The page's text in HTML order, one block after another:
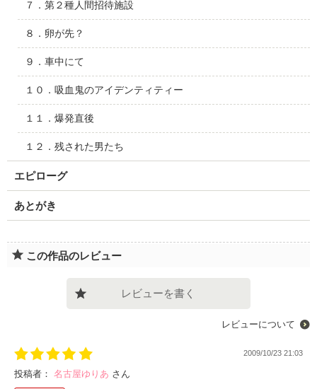
７．第２種人間招待施設
８．卵が先？
９．車中にて
１０．吸血鬼のアイデンティティー
１１．爆発直後
１２．残された男たち
エピローグ
あとがき
この作品のレビュー
レビューを書く
レビューについて
2009/10/23 21:03
投稿者： 名古屋ゆりあ さん